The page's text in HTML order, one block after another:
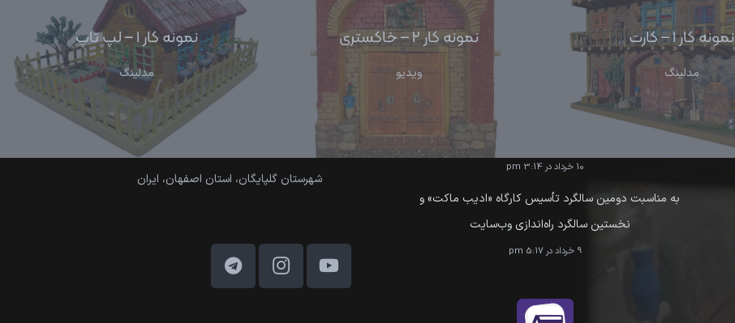
نمونه کار ۱ – کارت
مدلینگ
نمونه کار ۲ – خاکستری
ویدیو
نمونه کار ۱ – لپ تاپ
مدلینگ
نکات ایمنی و اصول رعایت آن در ماکت‌سازی: حفظ سلامتی در
دنیای کوچک
سرمایه‌گذاری روی هنر: چرا ماکت‌های دست‌ساز می‌توانند آثار
10 خرداد در 3:14 pm
به مناسبت دومین سالگرد تأسیس کارگاه «ادیب ماکت» و
نخستین سالگرد راه‌اندازی وب‌سایت
9 خرداد در 5:17 pm
instagram:@adib.maket
09334896457
ادیب ماکت پارک جنگلی گلپایگان، محل نمایشگاه دائمی
هنرمندان گلپایگان
شهرستان گلپایگان، استان اصفهان، ایران